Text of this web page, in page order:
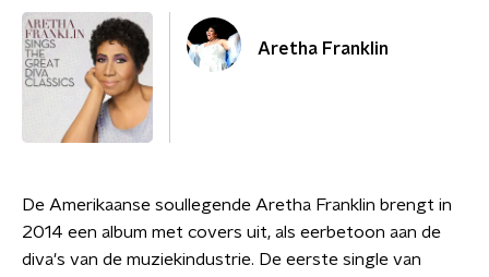
Aretha Franklin
De Amerikaanse soullegende Aretha Franklin brengt in
2014 een album met covers uit, als eerbetoon aan de
diva's van de muziekindustrie. De eerste single van